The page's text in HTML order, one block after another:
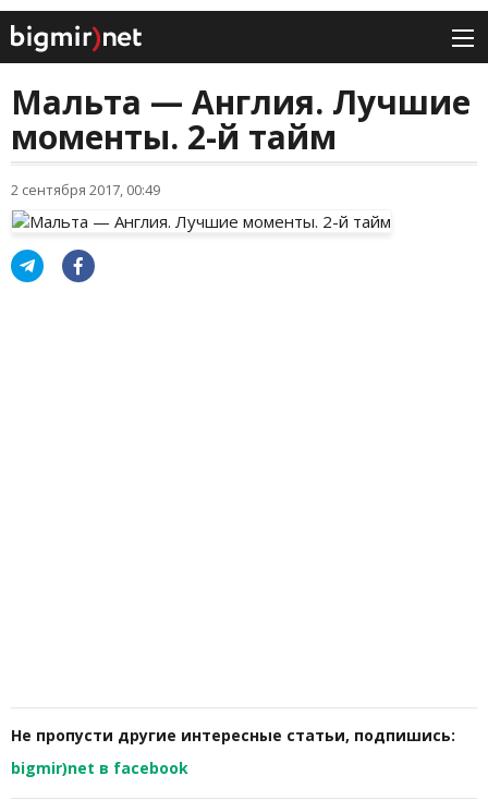
Мальта — Англия. Лучшие
моменты. 2-й тайм
2 сентября 2017, 00:49
Не пропусти другие интересные статьи, подпишись:
bigmir)net в facebook